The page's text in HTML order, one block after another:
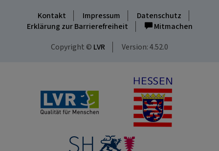
Kontakt Impressum
Datenschutz
Erklärung zur Barrierefreiheit
Mitmachen
Copyright © LVR Version: 4.52.0